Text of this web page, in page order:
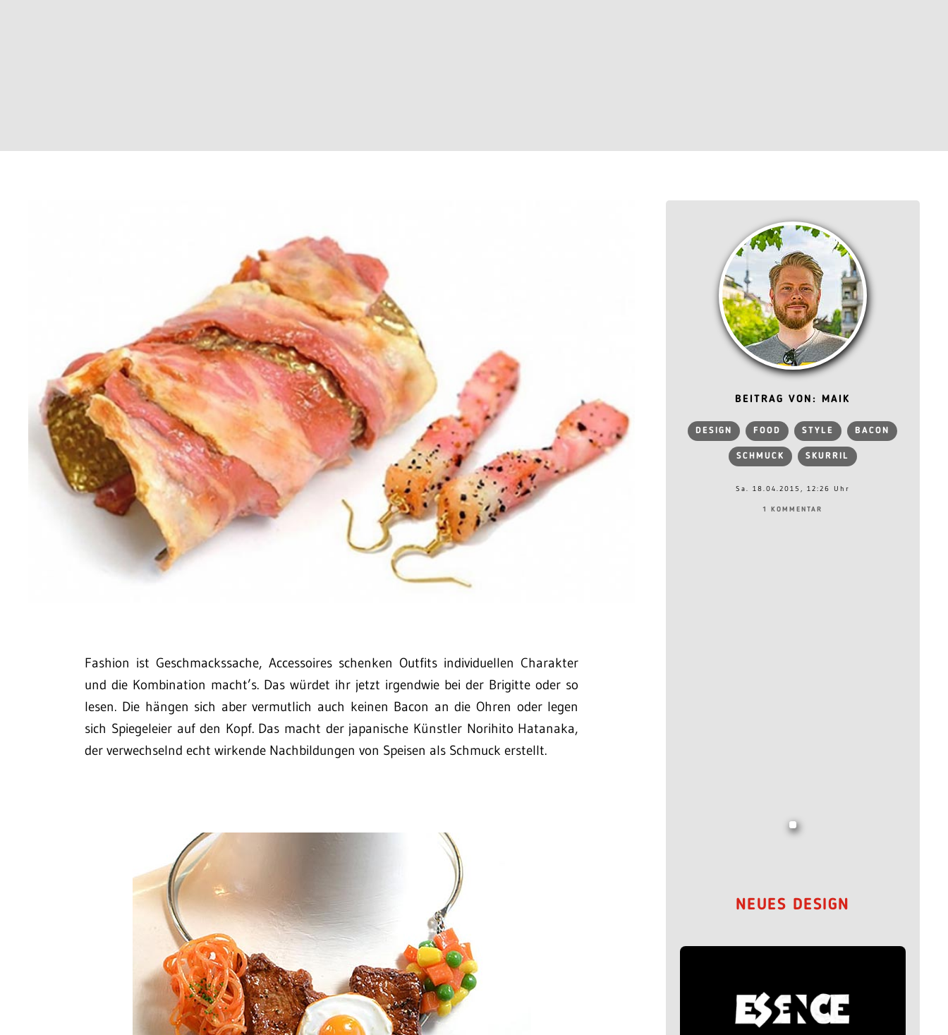
Fashion ist Geschmackssache, Accessoires schenken Outfits individuellen Charakter
und die Kombination macht’s. Das würdet ihr jetzt irgendwie bei der Brigitte oder so
lesen. Die hängen sich aber vermutlich auch keinen Bacon an die Ohren oder legen
sich Spiegeleier auf den Kopf. Das macht der japanische Künstler Norihito Hatanaka,
der verwechselnd echt wirkende Nachbildungen von Speisen als Schmuck erstellt.
BEITRAG VON: MAIK
DESIGN FOOD STYLE BACON
SCHMUCK SKURRIL
Sa. 18.04.2015, 12:26 Uhr
1 KOMMENTAR
NEUES DESIGN